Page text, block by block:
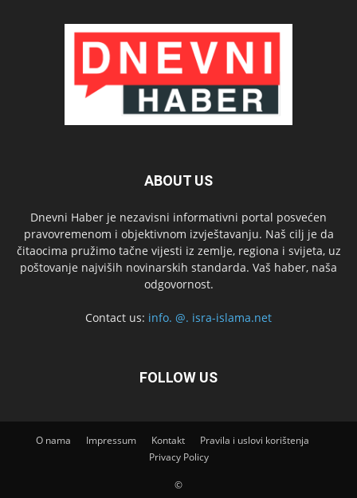
ABOUT US
Dnevni Haber je nezavisni informativni portal posvećen
pravovremenom i objektivnom izvještavanju. Naš cilj je da
čitaocima pružimo tačne vijesti iz zemlje, regiona i svijeta, uz
poštovanje najviših novinarskih standarda. Vaš haber, naša
odgovornost.
Contact us: info. @. isra-islama.net
FOLLOW US
O nama Impressum Kontakt
Pravila i uslovi korištenja
Privacy Policy
©